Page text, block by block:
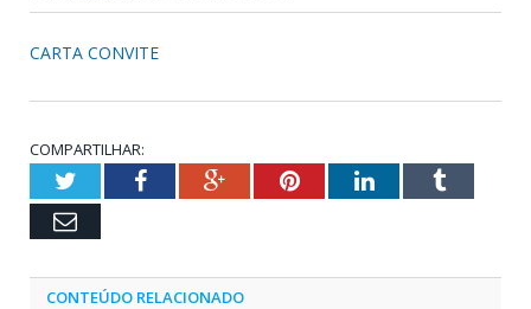
CARTA CONVITE
COMPARTILHAR:
TwitterFacebookGoogle+PinterestLinkedInTumblr
Email
CONTEÚDO RELACIONADO